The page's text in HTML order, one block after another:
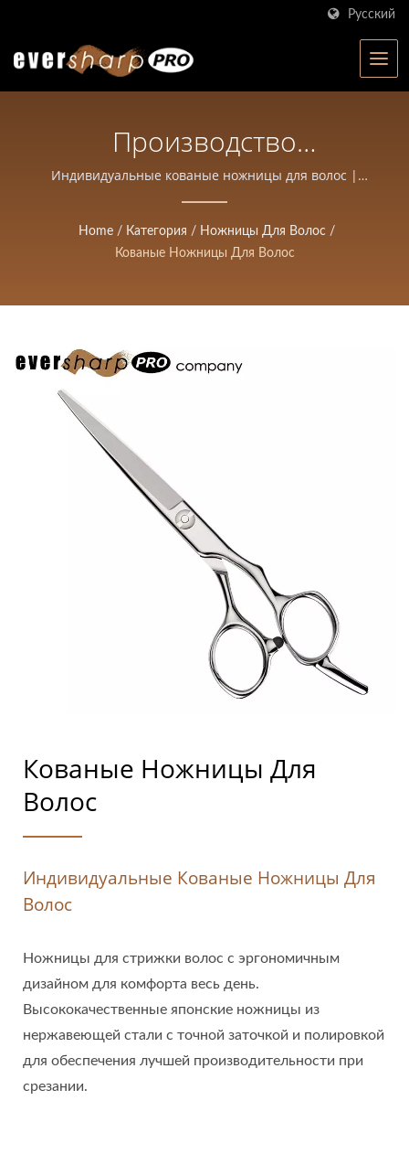
Русский
Производство
Профессиональных
Ножниц Для Волос |
Ножницы Высокой
| Eversharp Pro Company
Индивидуальные кованые ножницы для волос |
Eversharp Pro Company | Производитель ножниц с
Home / Категория / Ножницы Для Волос /
Кованые Ножницы Для Волос
Кованые Ножницы Для
Волос
Индивидуальные Кованые Ножницы Для
Волос
Ножницы для стрижки волос с эргономичным
дизайном для комфорта весь день.
Высококачественные японские ножницы из
нержавеющей стали с точной заточкой и полировкой
для обеспечения лучшей производительности при
срезании.